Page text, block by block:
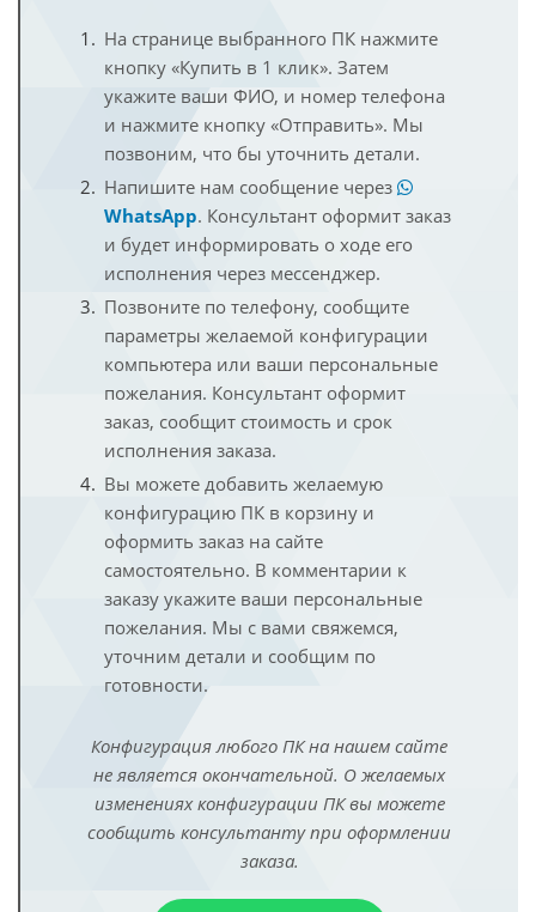
На странице выбранного ПК нажмите
кнопку «Купить в 1 клик». Затем
укажите ваши ФИО, и номер телефона
и нажмите кнопку «Отправить». Мы
позвоним, что бы уточнить детали.
Напишите нам сообщение через
WhatsApp. Консультант оформит заказ
и будет информировать о ходе его
исполнения через мессенджер.
Позвоните по телефону, сообщите
параметры желаемой конфигурации
компьютера или ваши персональные
пожелания. Консультант оформит
заказ, сообщит стоимость и срок
исполнения заказа.
Вы можете добавить желаемую
конфигурацию ПК в корзину и
оформить заказ на сайте
самостоятельно. В комментарии к
заказу укажите ваши персональные
пожелания. Мы с вами свяжемся,
уточним детали и сообщим по
готовности.
Конфигурация любого ПК на нашем сайте
не является окончательной. О желаемых
изменениях конфигурации ПК вы можете
сообщить консультанту при оформлении
заказа.